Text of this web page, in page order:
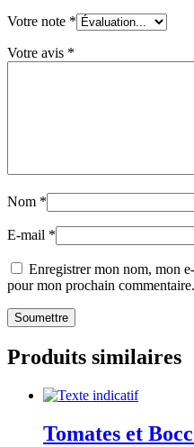
Votre note *
Votre avis *
Nom *
E-mail *
Enregistrer mon nom, mon
pour mon prochain commentaire.
Produits similaires
Tomates et